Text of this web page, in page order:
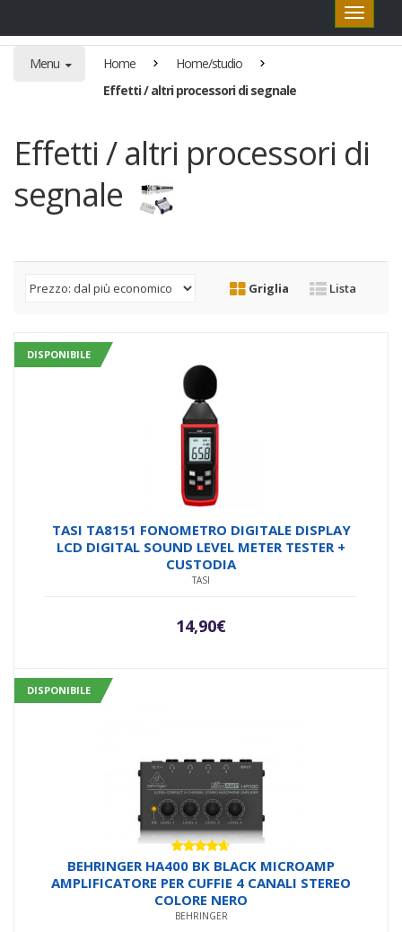
Pulsanti
di
Menu Home
Home/studio
Effetti / altri processori di segnale
Effetti / altri processori di
segnale
Griglia Lista
DISPONIBILE
TASI TA8151 FONOMETRO DIGITALE DISPLAY
LCD DIGITAL SOUND LEVEL METER TESTER +
CUSTODIA
TASI
14,90€
DISPONIBILE
Valutato
4.58su 5
BEHRINGER HA400 BK BLACK MICROAMP
AMPLIFICATORE PER CUFFIE 4 CANALI STEREO
COLORE NERO
BEHRINGER